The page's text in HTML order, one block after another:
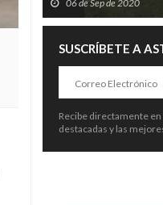
06 de Sep de 2020
SUSCRÍBETE A
Recibe directamente
destacadas y las